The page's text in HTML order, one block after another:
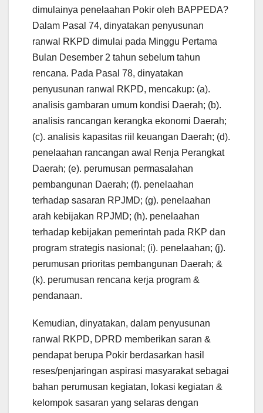
dimulainya penelaahan Pokir oleh BAPPEDA?
Dalam Pasal 74, dinyatakan penyusunan
ranwal RKPD dimulai pada Minggu Pertama
Bulan Desember 2 tahun sebelum tahun
rencana. Pada Pasal 78, dinyatakan
penyusunan ranwal RKPD, mencakup: (a).
analisis gambaran umum kondisi Daerah; (b).
analisis rancangan kerangka ekonomi Daerah;
(c). analisis kapasitas riil keuangan Daerah; (d).
penelaahan rancangan awal Renja Perangkat
Daerah; (e). perumusan permasalahan
pembangunan Daerah; (f). penelaahan
terhadap sasaran RPJMD; (g). penelaahan
arah kebijakan RPJMD; (h). penelaahan
terhadap kebijakan pemerintah pada RKP dan
program strategis nasional; (i). penelaahan; (j).
perumusan prioritas pembangunan Daerah; &
(k). perumusan rencana kerja program &
pendanaan.
Kemudian, dinyatakan, dalam penyusunan
ranwal RKPD, DPRD memberikan saran &
pendapat berupa Pokir berdasarkan hasil
reses/penjaringan aspirasi masyarakat sebagai
bahan perumusan kegiatan, lokasi kegiatan &
kelompok sasaran yang selaras dengan